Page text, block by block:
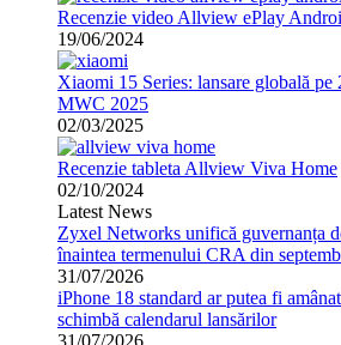
Recenzie video Allview ePlay
19/06/2024
Xiaomi 15 Series: lansare globală pe
MWC 2025
02/03/2025
Recenzie tableta Allview Viva Home
02/10/2024
Latest News
Zyxel Networks unifică guvernanța
înaintea termenului CRA din
31/07/2026
iPhone 18 standard ar putea fi
schimbă calendarul lansărilor
31/07/2026